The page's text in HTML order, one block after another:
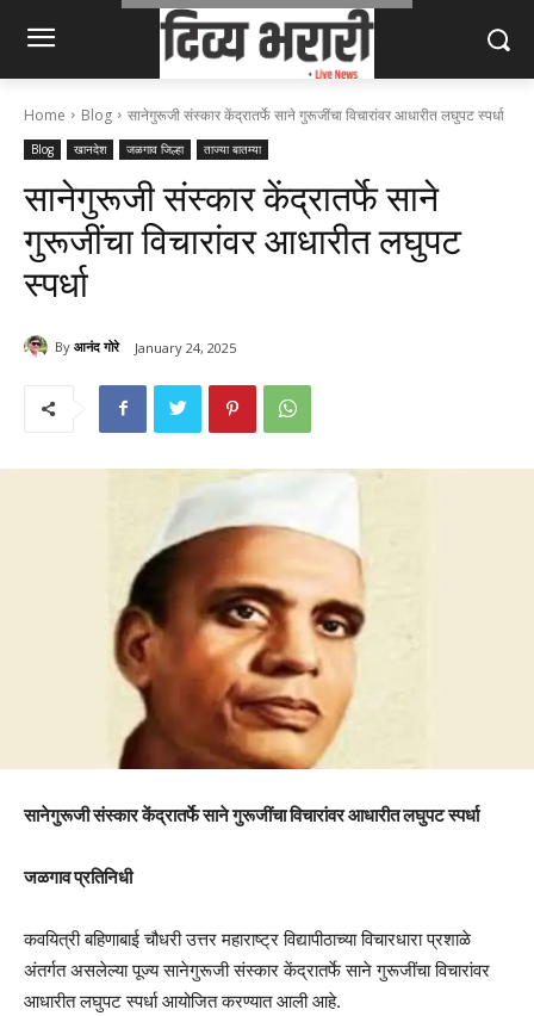
Home Blog सानेगुरूजी संस्कार केंद्रातर्फे साने गुरूजींचा विचारांवर आधारीत लघुपट स्पर्धा
Blog खानदेश जळगाव जिल्हा ताज्या बातम्या
सानेगुरूजी संस्कार केंद्रातर्फे साने
गुरूजींचा विचारांवर आधारीत लघुपट
स्पर्धा
By आनंद गोरे January 24, 2025
सानेगुरूजी संस्कार केंद्रातर्फे साने गुरूजींचा विचारांवर आधारीत लघुपट स्पर्धा
जळगाव प्रतिनिधी
कवयित्री बहिणाबाई चौधरी उत्तर महाराष्ट्र विद्यापीठाच्या विचारधारा प्रशाळे
अंतर्गत असलेल्या पूज्य सानेगुरूजी संस्कार केंद्रातर्फे साने गुरूजींचा विचारांवर
आधारीत लघुपट स्पर्धा आयोजित करण्यात आली आहे.